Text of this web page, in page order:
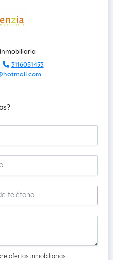
3116051453
ofertas inmobiliarias